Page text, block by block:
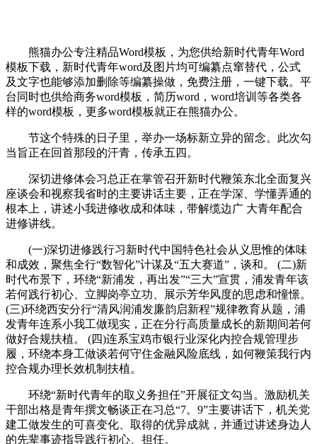
熊猫办公专注精品Word模板，为您供给新时代青年Word
模板下载，新时代青年word及图片均可编纂点窜替代，公式
及文字也能够添加删除等编纂操做，免费注册，一键下载。平
台同时也供给商务word模板，简历word，word培训等各类各
样的word模板，更多word模板就正在熊猫办公。
节这个特殊的日子里，举办一场标新立异的留念。此次勾
当旨正在回首那段的汗青，传承五四。
深切进修体会习总正在掌管召开新时代鞭策东北全面复兴
座谈会和视察我省时的主要讲话主要，正在学深、学懂弄通的
根本上，讲述小我进修收成和体味，带解缆边广 大青年配合
进修讲线。
(一)深切进修践行习新时代中国特色社会从义思惟的体味
和成效，聚焦全行“数智化”计谋及“五大赛道”，谈和。 (二)新
时代布景下，环绕“新浦发，再出发”“三大”宣贯，浦发青年该
若何践行初心、立脚岗亭立功、展示芳华风度的思虑和憧憬。
(三)环绕西安分行“清风润浦发廉韵启新程”规律教育从题，浦
发青年连系小我工做现实，正在分行高质量成长的新期间若何
做好合规扶植。 (四)连系宝鸡市银行业深化内控合规管理步
履，环绕本身工做谈若何守住金融风险底线，如何鞭策我行内
控合规办理长效机制扶植。
环绕“新时代青年的取义务担任”开展征文勾当。激励机关
干部出格是青年撰文畅谈正在习总“7。9”主要讲话下，机关党
建工做发生的可喜变化、取得的优异成就，并通过讲述身边人
的先辈事迹指导践行初心、担任。